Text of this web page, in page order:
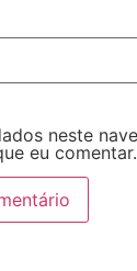
neste
eu comentar.